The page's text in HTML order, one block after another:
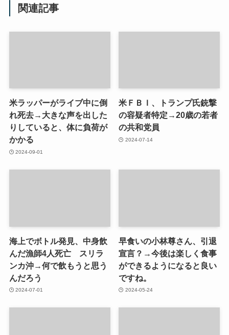
関連記事
米ラッパーがライブ中に倒
れ死去→大きな声を出した
りしていると、体に負荷が
かかる
2024-09-01
米ＦＢＩ、トランプ氏銃撃
の容疑者特定→20歳の若者
の共和党員
2024-07-14
海上でボトル発見、中身飲
んだ漁師4人死亡 スリラ
ンカ沖→何で飲もうと思う
んだろう
2024-07-01
早食いの小林尊さん、引退
宣言？→今後は楽しく食事
ができるようになると良い
ですね。
2024-05-24